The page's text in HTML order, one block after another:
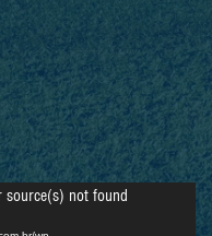
source(s) not found